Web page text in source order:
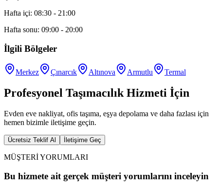
Hafta içi: 08:30 - 21:00
Hafta sonu: 09:00 - 20:00
İlgili Bölgeler
Merkez Çınarcık Altınova Armutlu Termal
Profesyonel Taşımacılık Hizmeti İçin
Evden eve nakliyat, ofis taşıma, eşya depolama ve daha fazlası için
hemen bizimle iletişime geçin.
Ücretsiz Teklif Al İletişime Geç
MÜŞTERİ YORUMLARI
Bu hizmete ait gerçek müşteri yorumlarını inceleyin